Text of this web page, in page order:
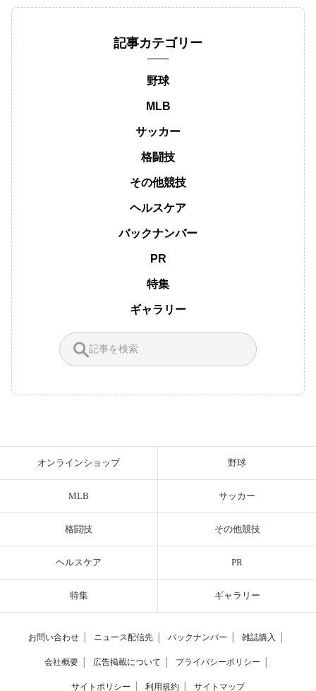
記事カテゴリー
野球
MLB
サッカー
格闘技
その他競技
ヘルスケア
バックナンバー
PR
特集
ギャラリー
オンラインショップ 野球
MLB サッカー
格闘技 その他競技
ヘルスケア PR
特集 ギャラリー
お問い合わせ ニュース配信先 バックナンバー 雑誌購入
会社概要 広告掲載について プライバシーポリシー
サイトポリシー 利用規約 サイトマップ